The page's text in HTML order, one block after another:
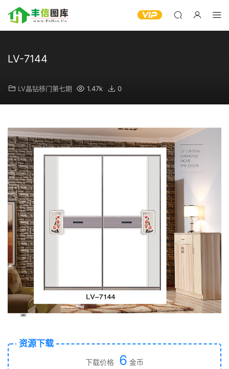
LV-7144
LV晶钻移门第七期 1.47k 0
资源下载
下载价格 6 金币